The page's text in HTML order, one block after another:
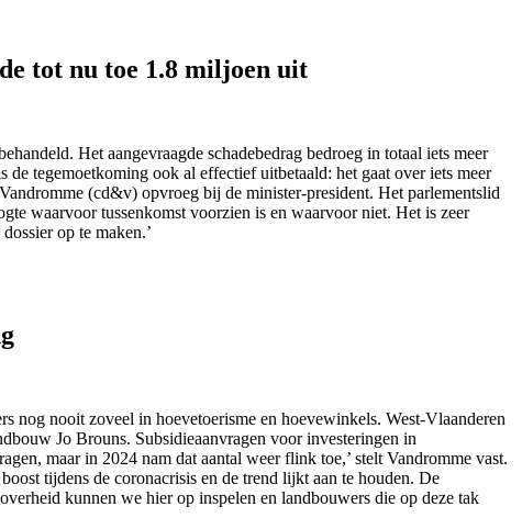
tot nu toe 1.8 miljoen uit
Het aangevraagde schadebedrag bedroeg in totaal iets meer
tegemoetkoming ook al effectief uitbetaald: het gaat over iets meer
(cd&v) opvroeg bij de minister-president. Het parlementslid
waarvoor tussenkomst voorzien is en waarvoor niet. Het is zeer
op te maken.’
nog nooit zoveel in hoevetoerisme en hoevewinkels. West-Vlaanderen
Jo Brouns. Subsidieaanvragen voor investeringen in
maar in 2024 nam dat aantal weer flink toe,’ stelt Vandromme vast.
tijdens de coronacrisis en de trend lijkt aan te houden. De
kunnen we hier op inspelen en landbouwers die op deze tak